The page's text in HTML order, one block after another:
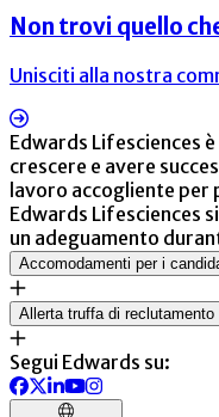
Non trovi quello
Unisciti alla nostra
Edwards Lifesciences
crescere e avere
lavoro accogliente per
Edwards Lifesciences
un adeguamento
Accomodamenti per i
Allerta truffa di reclutamento
Segui Edwards su: